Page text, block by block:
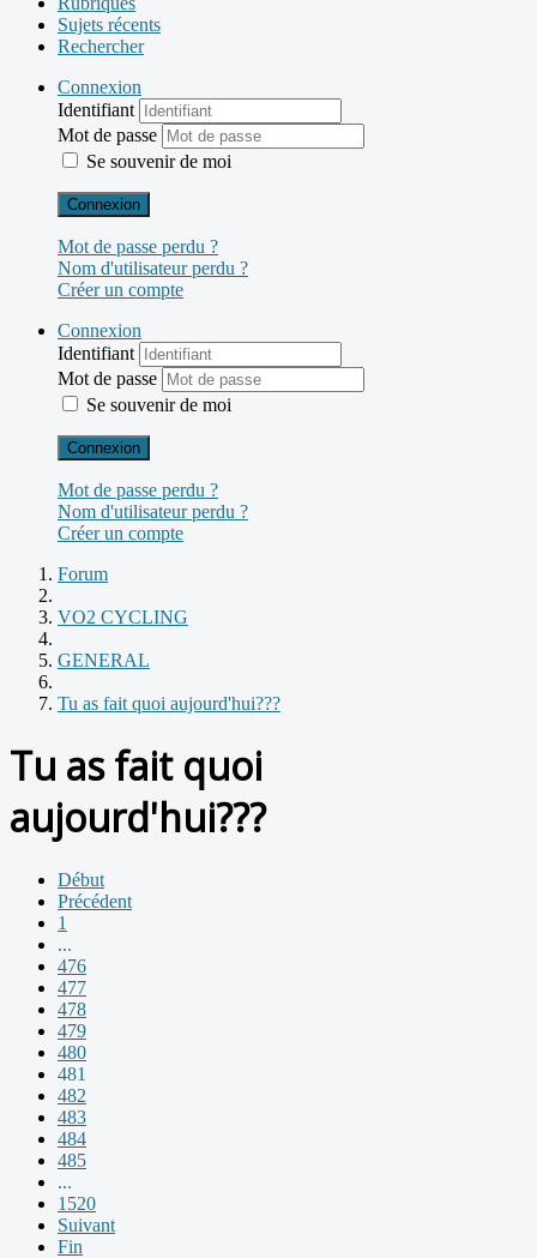
Sujets récents
Rechercher
Connexion
Identifiant
Mot de passe
Se souvenir de moi
Connexion
Mot de passe perdu ?
Nom d'utilisateur perdu ?
Créer un compte
Connexion
Identifiant
Mot de passe
Se souvenir de moi
Connexion
Mot de passe perdu ?
Nom d'utilisateur perdu ?
Créer un compte
Forum
VO2 CYCLING
GENERAL
Tu as fait quoi aujourd'hui???
Tu as fait quoi
aujourd'hui???
Début
Précédent
1
...
476
477
478
479
480
481
482
483
484
485
...
1520
Suivant
Fin